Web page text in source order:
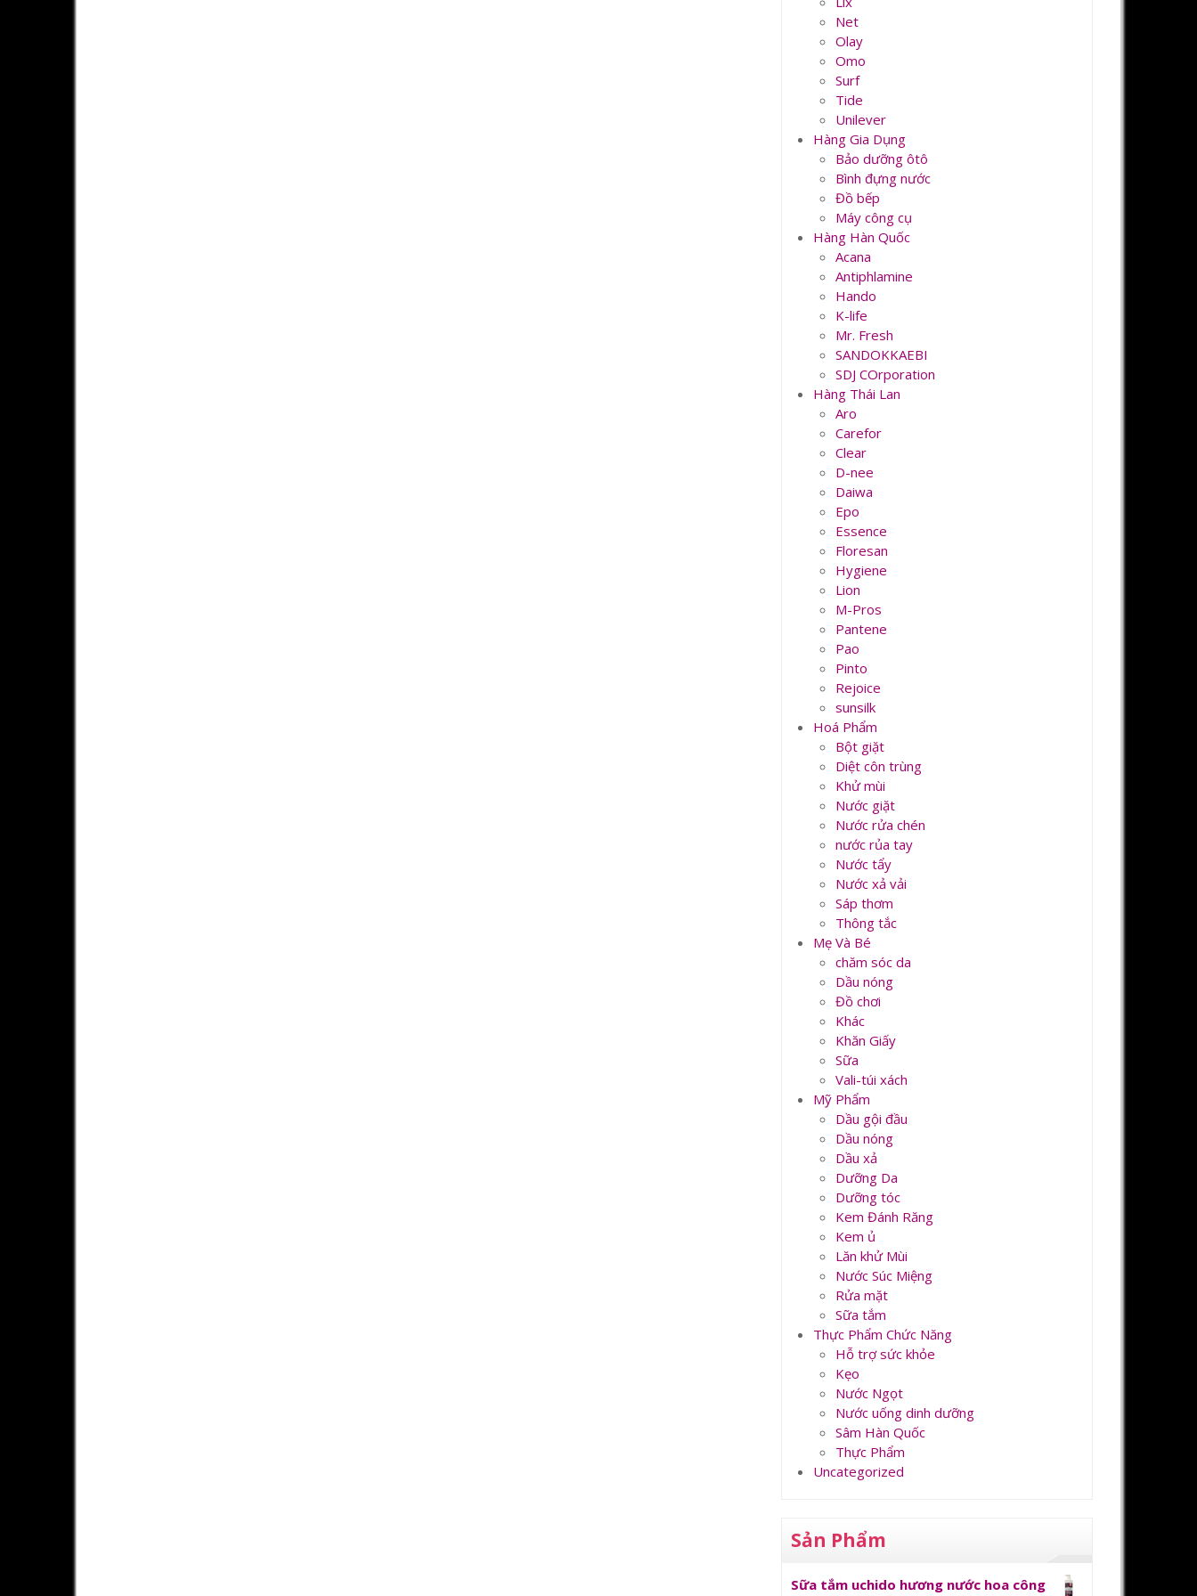
Net
Olay
Omo
Surf
Tide
Unilever
Hàng Gia Dụng
Bảo dưỡng ôtô
Bình đựng nước
Đồ bếp
Máy công cụ
Hàng Hàn Quốc
Acana
Antiphlamine
Hando
K-life
Mr. Fresh
SANDOKKAEBI
SDJ COrporation
Hàng Thái Lan
Aro
Carefor
Clear
D-nee
Daiwa
Epo
Essence
Floresan
Hygiene
Lion
M-Pros
Pantene
Pao
Pinto
Rejoice
sunsilk
Hoá Phẩm
Bột giặt
Diệt côn trùng
Khử mùi
Nước giặt
Nước rửa chén
nước rủa tay
Nước tẩy
Nước xả vải
Sáp thơm
Thông tắc
Mẹ Và Bé
chăm sóc da
Dầu nóng
Đồ chơi
Khác
Khăn Giấy
Sữa
Vali-túi xách
Mỹ Phẩm
Dầu gội đầu
Dầu nóng
Dầu xả
Dưỡng Da
Dưỡng tóc
Kem Đánh Răng
Kem ủ
Lăn khử Mùi
Nước Súc Miệng
Rửa mặt
Sữa tắm
Thực Phẩm Chức Năng
Hỗ trợ sức khỏe
Kẹo
Nước Ngọt
Nước uống dinh dưỡng
Sâm Hàn Quốc
Thực Phẩm
Uncategorized
Sản Phẩm
Sữa tắm uchido hương nước hoa công